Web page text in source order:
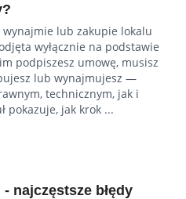
wynajmie lub zakupie lokalu
wyłącznie na podstawie
podpiszesz umowę, musisz
lub wynajmujesz —
technicznym, jak i
pokazuje, jak krok ...
najczęstsze błędy